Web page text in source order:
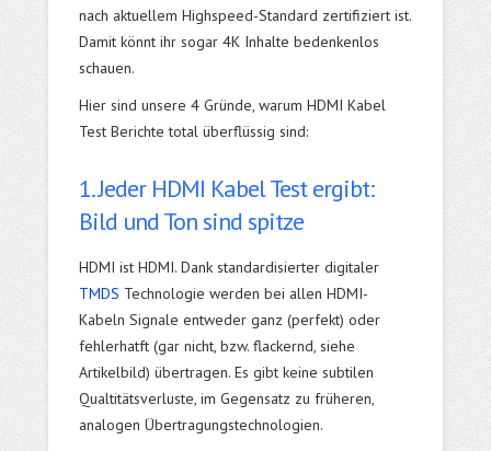
nach aktuellem Highspeed-Standard zertifiziert ist.
Damit könnt ihr sogar 4K Inhalte bedenkenlos
schauen.
Hier sind unsere 4 Gründe, warum HDMI Kabel
Test Berichte total überflüssig sind:
1. Jeder HDMI Kabel Test ergibt:
Bild und Ton sind spitze
HDMI ist HDMI. Dank standardisierter digitaler
TMDS Technologie werden bei allen HDMI-
Kabeln Signale entweder ganz (perfekt) oder
fehlerhatft (gar nicht, bzw. flackernd, siehe
Artikelbild) übertragen. Es gibt keine subtilen
Qualtitätsverluste, im Gegensatz zu früheren,
analogen Übertragungstechnologien.